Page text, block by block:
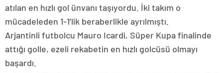
atılan en hızlı gol ünvanı taşıyordu. İki takım o
mücadeleden 1-1’lik beraberlikle ayrılmıştı.
Arjantinli futbolcu Mauro Icardi, Süper Kupa finalinde
attığı golle, ezeli rekabetin en hızlı golcüsü olmayı
başardı.